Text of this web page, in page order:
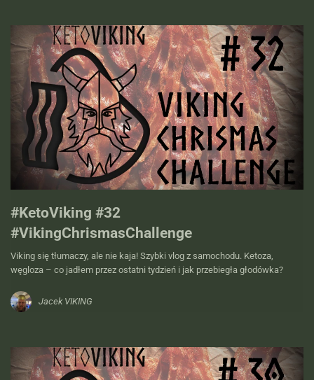
#KetoViking #32
#VikingChrismasChallenge
Viking się tłumaczy, ale nie kaja! Szybki vlog z samochodu. Ketoza,
węgloza – co jadłem przez ostatni tydzień i jak przebiegła głodówka?
Jacek VIKING